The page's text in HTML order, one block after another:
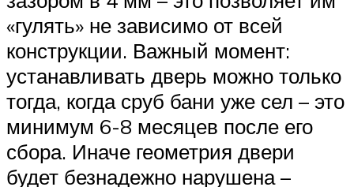
«гулять» не зависимо от всей
конструкции. Важный момент:
устанавливать дверь можно только
тогда, когда сруб бани уже сел – это
минимум 6-8 месяцев после его
сбора. Иначе геометрия двери
будет безнадежно нарушена –